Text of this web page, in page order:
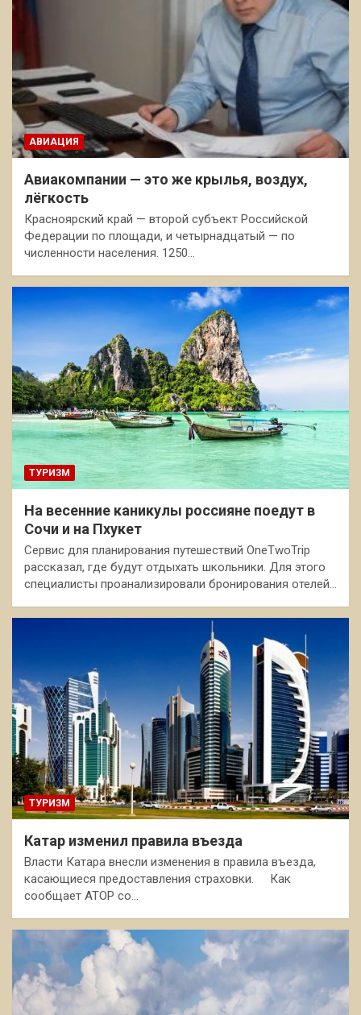
АВИАЦИЯ
Авиакомпании — это же крылья, воздух,
лёгкость
Красноярский край — второй субъект Российской
Федерации по площади, и четырнадцатый — по
численности населения. 1250…
ТУРИЗМ
На весенние каникулы россияне поедут в
Сочи и на Пхукет
Сервис для планирования путешествий OneTwoTrip
рассказал, где будут отдыхать школьники. Для этого
специалисты проанализировали бронирования отелей…
ТУРИЗМ
Катар изменил правила въезда
Власти Катара внесли изменения в правила въезда,
касающиеся предоставления страховки. Как
сообщает АТОР со…